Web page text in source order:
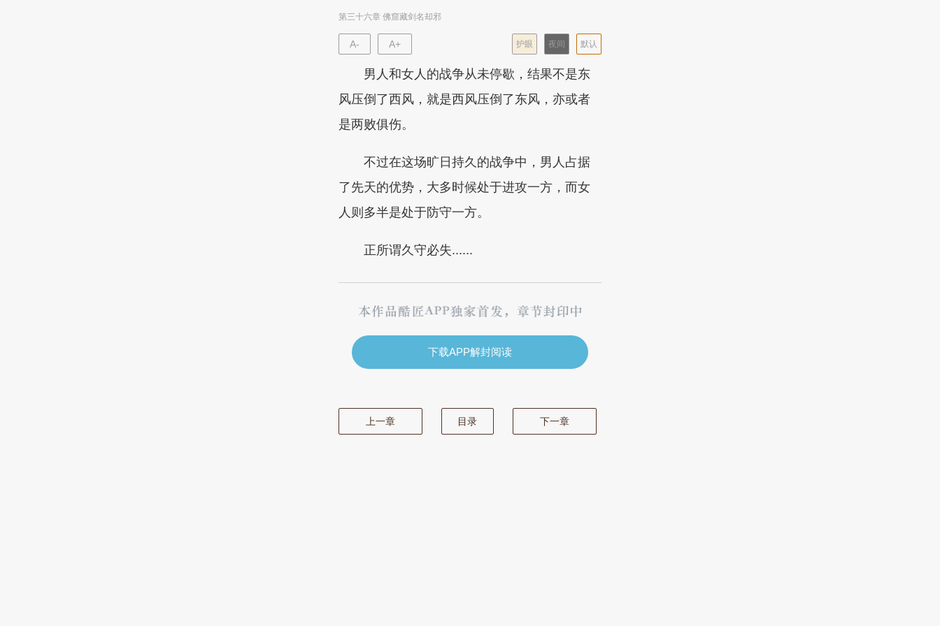
第三十六章 佛窟藏剑名却邪
A- A+ 默认
夜间
护眼
男人和女人的战争从未停歇，结果不是东
风压倒了西风，就是西风压倒了东风，亦或者
是两败俱伤。
不过在这场旷日持久的战争中，男人占据
了先天的优势，大多时候处于进攻一方，而女
人则多半是处于防守一方。
正所谓久守必失......
下载APP解封阅读
上一章 目录 下一章